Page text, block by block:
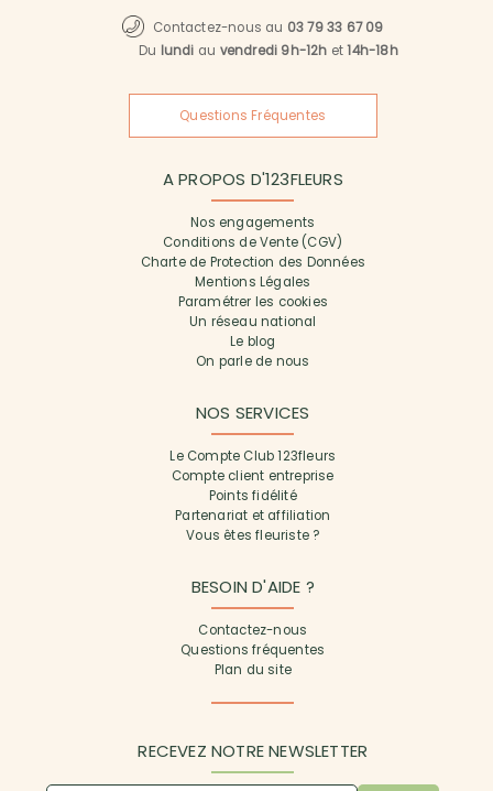
Contactez-nous au 03 79 33 67 09
Du lundi au vendredi 9h-12h et14h-18h
Questions Fréquentes
A PROPOS D'123FLEURS
Nos engagements
Conditions de Vente (CGV)
Charte de Protection des Données
Mentions Légales
Paramétrer les cookies
Un réseau national
Le blog
On parle de nous
NOS SERVICES
Le Compte Club 123fleurs
Compte client entreprise
Points fidélité
Partenariat et affiliation
Vous êtes fleuriste ?
BESOIN D'AIDE ?
Contactez-nous
Questions fréquentes
Plan du site
RECEVEZ NOTRE NEWSLETTER